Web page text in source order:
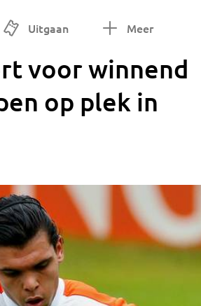
Uitgaan Meer
voor winnend
op plek in